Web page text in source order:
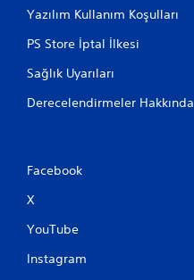
a
a
s
m
a
Yazılım Kullanım Koşulları
PS Store İptal İlkesi
Sağlık Uyarıları
Derecelendirmeler Hakkında
Facebook
X
YouTube
Instagram